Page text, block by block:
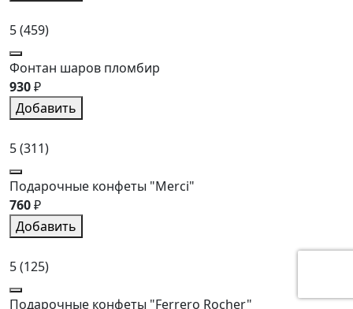
5(459)
Фонтан шаров пломбир
930₽
Добавить
5(311)
Подарочные конфеты "Merci"
760₽
Добавить
5(125)
Подарочные конфеты "Ferrero Rocher"